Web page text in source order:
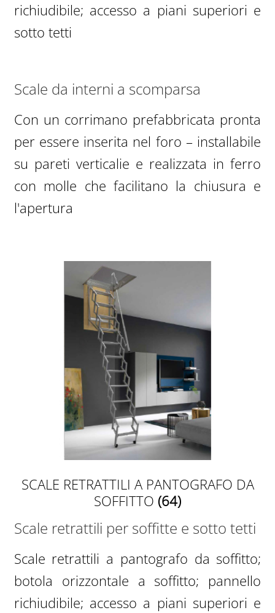
richiudibile; accesso a piani superiori e
sotto tetti
Scale da interni a scomparsa
Con un corrimano prefabbricata pronta
per essere inserita nel foro – installabile
su pareti verticalie e realizzata in ferro
con molle che facilitano la chiusura e
l'apertura
SCALE RETRATTILI A PANTOGRAFO DA
SOFFITTO (64)
Scale retrattili per soffitte e sotto tetti
Scale retrattili a pantografo da soffitto;
botola orizzontale a soffitto; pannello
richiudibile; accesso a piani superiori e